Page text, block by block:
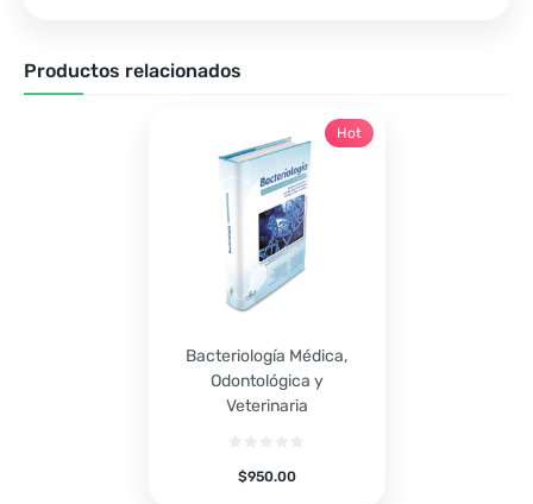
Productos relacionados
Bacteriología Médica,
Odontológica y
Veterinaria
$950.00
Hot